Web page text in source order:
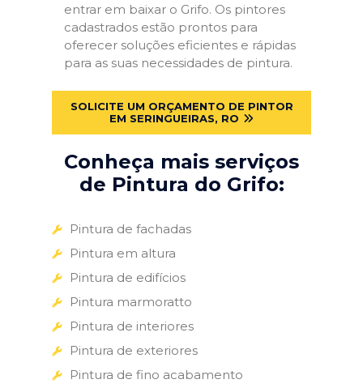
entrar em baixar o Grifo. Os pintores
cadastrados estão prontos para
oferecer soluções eficientes e rápidas
para as suas necessidades de pintura.
SOLICITE UM ORÇAMENTO DE PINTOR
EM SERINGUEIRAS, RO
Conheça mais serviços
de Pintura do Grifo:
Pintura de fachadas
Pintura em altura
Pintura de edifícios
Pintura marmoratto
Pintura de interiores
Pintura de exteriores
Pintura de fino acabamento